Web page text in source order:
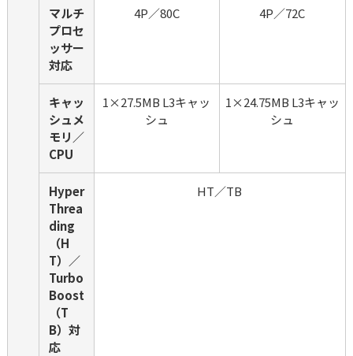
マルチ
プロセ
ッサー
対応
4P／80C 4P／72C
キャッ
シュメ
モリ／
CPU
1×27.5MB L3キャッ
シュ
1×24.75MB L3キャッ
シュ
Hyper
Threa
ding
（H
T）／
Turbo
Boost
（T
B）対
応
HT／TB